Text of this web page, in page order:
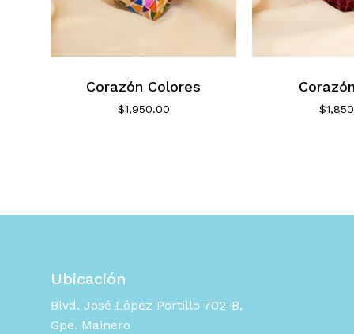
Corazón Colores
$1,950.00 $
Ubicación
Blvd. José López Portillo 702-B,
Gpe. Mainero